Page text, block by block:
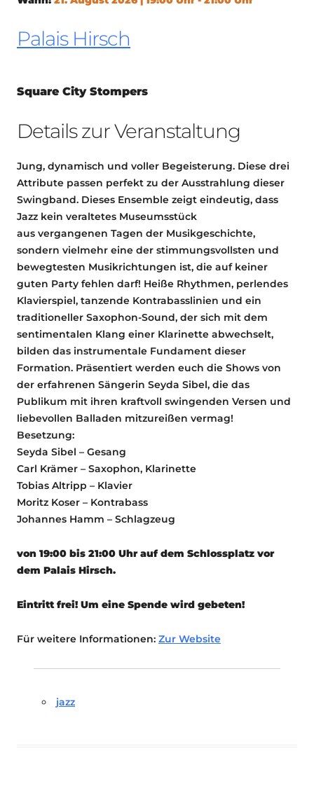
Palais Hirsch
Square City Stompers
Details zur Veranstaltung
Jung, dynamisch und voller Begeisterung. Diese drei
Attribute passen perfekt zu der Ausstrahlung dieser
Swingband. Dieses Ensemble zeigt eindeutig, dass
Jazz kein veraltetes Museumsstück
aus vergangenen Tagen der Musikgeschichte,
sondern vielmehr eine der stimmungsvollsten und
bewegtesten Musikrichtungen ist, die auf keiner
guten Party fehlen darf! Heiße Rhythmen, perlendes
Klavierspiel, tanzende Kontrabasslinien und ein
traditioneller Saxophon-Sound, der sich mit dem
sentimentalen Klang einer Klarinette abwechselt,
bilden das instrumentale Fundament dieser
Formation. Präsentiert werden euch die Shows von
der erfahrenen Sängerin Seyda Sibel, die das
Publikum mit ihren kraftvoll swingenden Versen und
liebevollen Balladen mitzureißen vermag!
Besetzung:
Seyda Sibel – Gesang
Carl Krämer – Saxophon, Klarinette
Tobias Altripp – Klavier
Moritz Koser – Kontrabass
Johannes Hamm – Schlagzeug
von 19:00 bis 21:00 Uhr auf dem Schlossplatz vor
dem Palais Hirsch.
Eintritt frei! Um eine Spende wird gebeten!
Für weitere Informationen: Zur Website
jazz